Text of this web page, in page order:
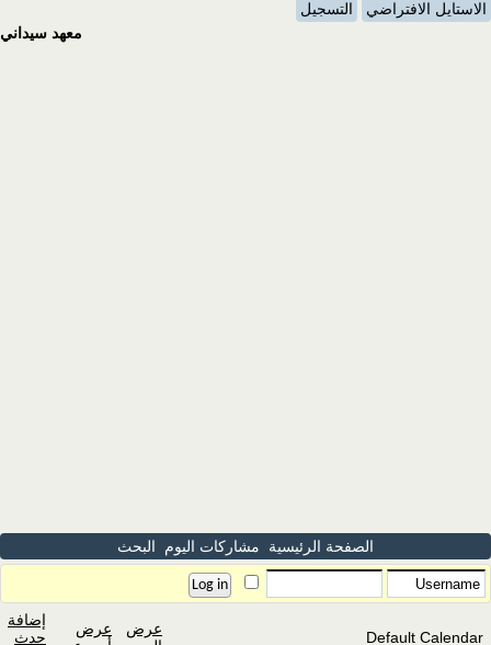
الاستايل الافتراضي
التسجيل
معهد سيداني
الصفحة الرئيسية مشاركات اليوم البحث
Default Calendar
عرض
عرض
إضافة
حدث